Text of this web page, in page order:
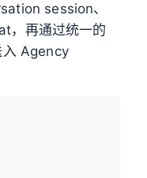
session、
，再通过统一的
Agency